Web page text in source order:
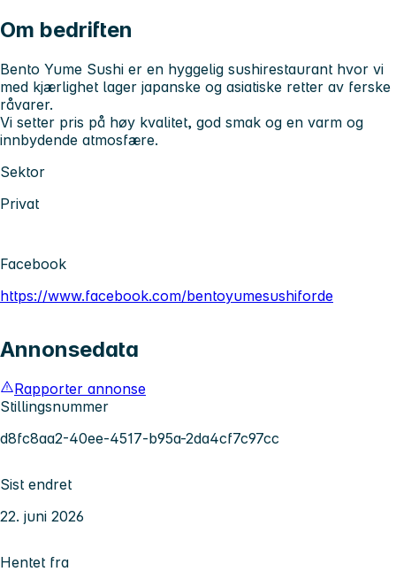
Om bedriften
Bento Yume Sushi er en hyggelig sushirestaurant hvor vi
med kjærlighet lager japanske og asiatiske retter av ferske
råvarer.
Vi setter pris på høy kvalitet, god smak og en varm og
innbydende atmosfære.
Sektor
Privat
Facebook
https://www.facebook.com/bentoyumesushiforde
Annonsedata
Rapporter annonse
Stillingsnummer
d8fc8aa2-40ee-4517-b95a-2da4cf7c97cc
Sist endret
22. juni 2026
Hentet fra